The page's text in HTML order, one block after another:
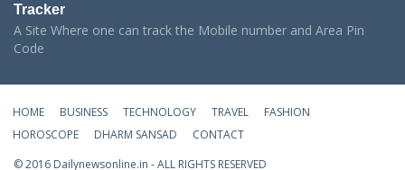
Tracker
A Site Where one can track the Mobile number and Area Pin
Code
HOME BUSINESS TECHNOLOGY TRAVEL
FASHION
HOROSCOPE
DHARM SANSAD
CONTACT
© 2016 Dailynewsonline.in - ALL RIGHTS RESERVED